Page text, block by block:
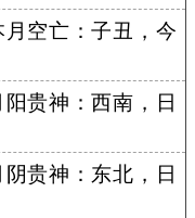
空亡：子丑，今
贵神：西南，日
贵神：东北，日